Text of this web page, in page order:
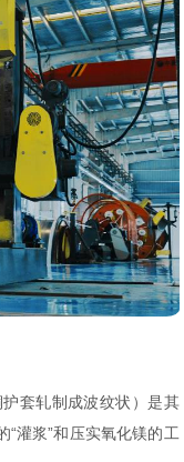
护套轧制成波纹状）是其
“灌浆”和压实氧化镁的工